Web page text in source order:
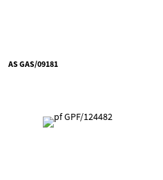
AS GAS/09181